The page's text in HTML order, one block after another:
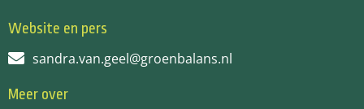
Website en pers
sandra.van.geel@groenbalans.nl
Meer over